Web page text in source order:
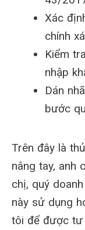
Xác
chính
Kiểm
nhập
Dán
bước
Trên đây là
nâng tay, anh
chị, quý
này sử dụng
tôi để được tư